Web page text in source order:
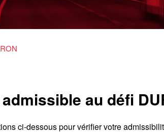
au défi
ci-dessous pour vérifier votre